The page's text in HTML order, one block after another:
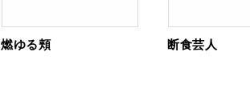
燃ゆる頬 断食芸人